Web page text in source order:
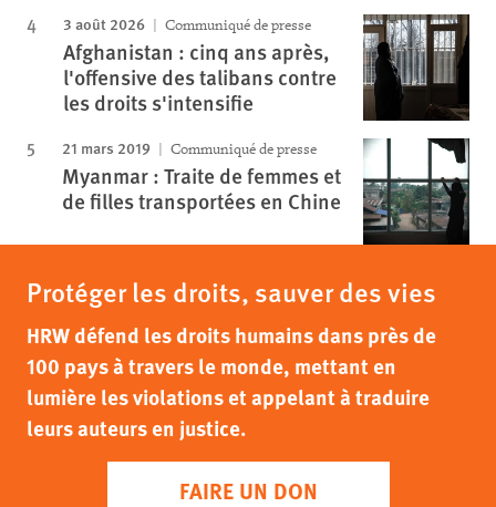
3 août 2026 Communiqué de presse
Afghanistan : cinq ans après,
l'offensive des talibans contre
les droits s'intensifie
21 mars 2019 Communiqué de presse
Myanmar : Traite de femmes et
de filles transportées en Chine
Protéger les droits, sauver des vies
HRW défend les droits humains dans près de
100 pays à travers le monde, mettant en
lumière les violations et appelant à traduire
leurs auteurs en justice.
FAIRE UN DON